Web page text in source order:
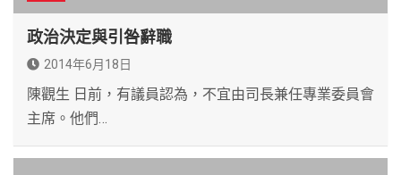
政治決定與引咎辭職
2014年6月18日
陳觀生 日前，有議員認為，不宜由司長兼任專業委員會
主席。他們…